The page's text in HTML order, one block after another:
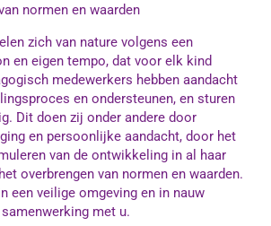
normen en waarden
zich van nature volgens een
en eigen tempo, dat voor elk kind
medewerkers hebben aandacht
en ondersteunen, en sturen
Dit doen zij onder andere door
en persoonlijke aandacht, door het
van de ontwikkeling in al haar
overbrengen van normen en waarden.
een veilige omgeving en in nauw
met u.